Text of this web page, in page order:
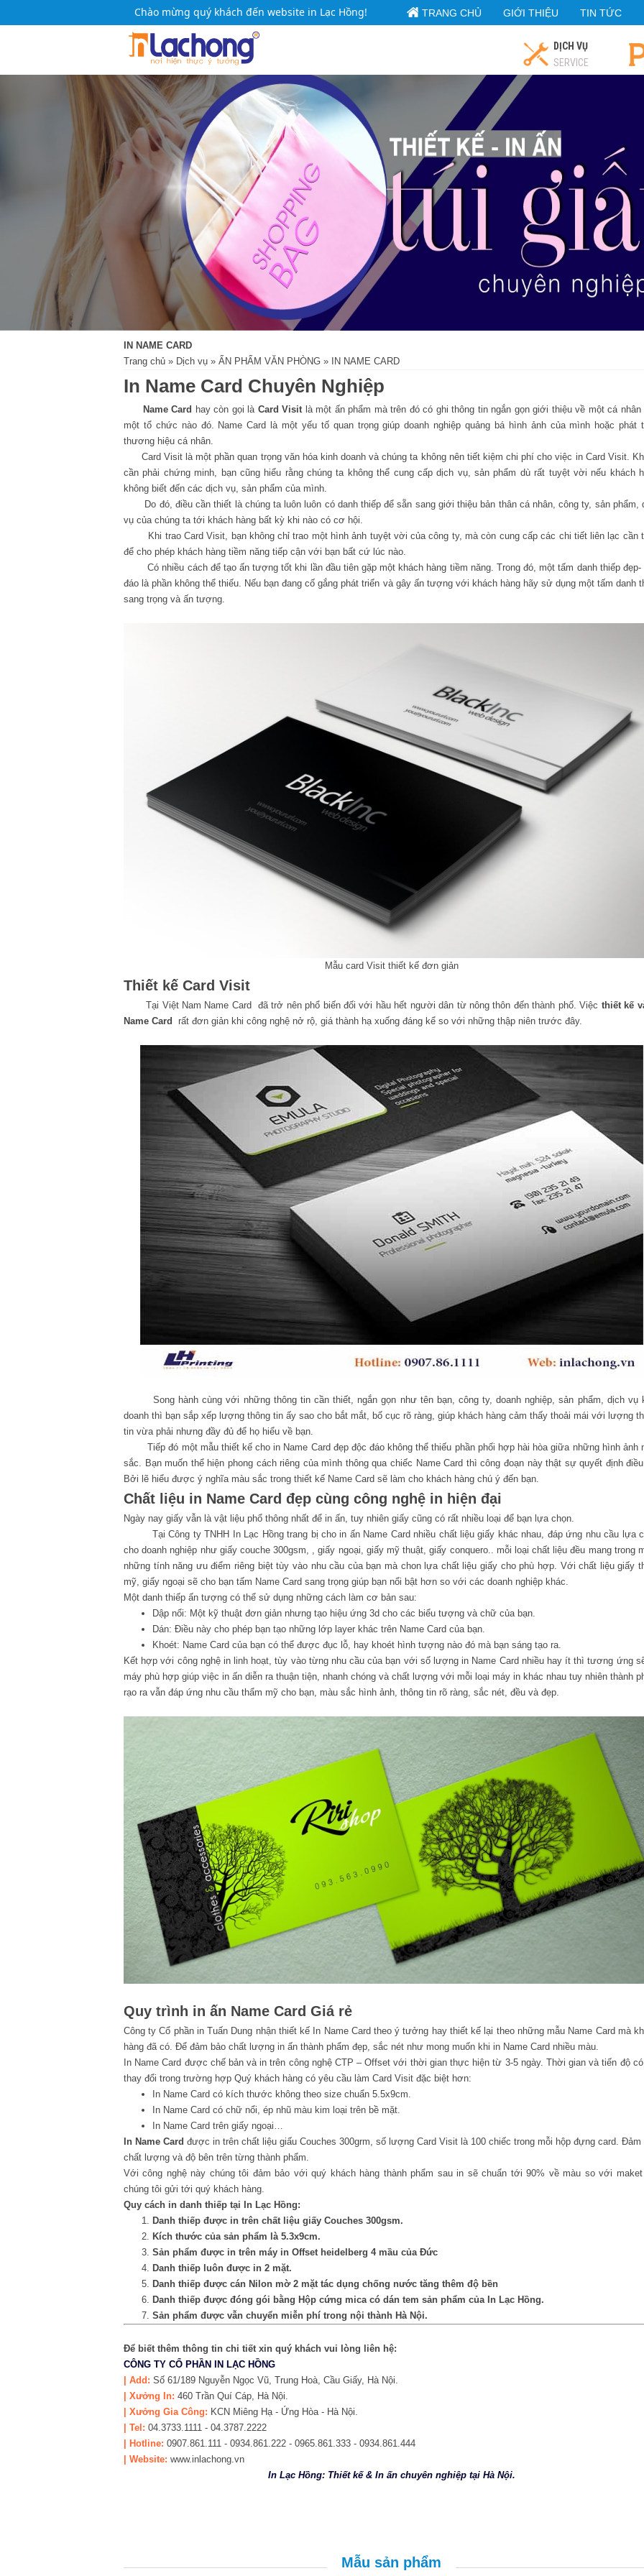
Chào mừng quý khách đến website in Lạc Hồng! TRANG CHỦ GIỚI THIỆU TIN TỨC
DỊCH VỤ
SERVICE
IN NAME CARD
Trang chủ » Dịch vụ » ẤN PHẨM VĂN PHÒNG » IN NAME CARD
In Name Card Chuyên Nghiệp
Name Card hay còn gọi là Card Visitlà một ấn phẩm mà trên đó có ghi thông tin ngắn gọn giới thiệu về một cá nhân
một tổ chức nào đó. Name Card là một yếu tố quan trọng giúp doanh nghiệp quảng bá hình ảnh của mình hoặc phát
thương hiệu cá nhân.
Card Visit là một phần quan trọng văn hóa kinh doanh và chúng ta không nên tiết kiệm chi phí cho việc in Card Visit.
cần phải chứng minh, bạn cũng hiểu rằng chúng ta không thể cung cấp dịch vụ, sản phẩm dù rất tuyệt vời nếu khách
không biết đến các dịch vụ, sản phẩm của mình.
Do đó, điều cần thiết là chúng ta luôn luôn có danh thiếp để sẵn sang giới thiệu bản thân cá nhân, công ty, sản phẩm,
vụ của chúng ta tới khách hàng bất kỳ khi nào có cơ hội.
Khi trao Card Visit, bạn không chỉ trao một hình ảnh tuyệt vời của công ty, mà còn cung cấp các chi tiết liên lạc cần
để cho phép khách hàng tiềm năng tiếp cận với bạn bất cứ lúc nào.
Có nhiều cách để tạo ấn tượng tốt khi lần đầu tiên gặp một khách hàng tiềm năng. Trong đó, một tấm danh thiếp đẹp-
đáo là phần không thể thiếu. Nếu bạn đang cố gắng phát triển và gây ấn tượng với khách hàng hãy sử dụng một tấm danh
sang trọng và ấn tượng.
Mẫu card Visit thiết kế đơn giản
Thiết kế Card Visit
Tại Việt Nam Name Card đã trở nên phổ biến đối với hầu hết người dân từ nông thôn đến thành phố. Việc thiết kế
Name Card rất đơn giản khi công nghệ nở rộ, giá thành hạ xuống đáng kể so với những thập niên trước đây.
Song hành cùng với những thông tin cần thiết, ngắn gọn như tên bạn, công ty, doanh nghiệp, sản phẩm, dịch vụ
doanh thì bạn sắp xếp lượng thông tin ấy sao cho bắt mắt, bố cục rõ ràng, giúp khách hàng cảm thấy thoải mái với lượng
tin vừa phải nhưng đầy đủ để họ hiểu về bạn.
Tiếp đó một mẫu thiết kế cho in Name Card đẹp độc đáo không thể thiếu phần phối hợp hài hòa giữa những hình ảnh
sắc. Bạn muốn thể hiện phong cách riêng của mình thông qua chiếc Name Card thì công đoạn này thật sự quyết định
Bởi lẽ hiểu được ý nghĩa màu sắc trong thiết kế Name Card sẽ làm cho khách hàng chú ý đến bạn.
Chất liệu in Name Card đẹp cùng công nghệ in hiện đại
Ngày nay giấy vẫn là vật liệu phổ thông nhất để in ấn, tuy nhiên giấy cũng có rất nhiều loại để bạn lựa chọn.
Tại Công ty TNHH In Lạc Hồng trang bị cho in ấn Name Card nhiều chất liệu giấy khác nhau, đáp ứng nhu cầu lựa
cho doanh nghiệp như giấy couche 300gsm, , giấy ngoại, giấy mỹ thuật, giấy conquero.. mỗi loại chất liệu đều mang trong
những tính năng ưu điểm riêng biệt tùy vào nhu cầu của bạn mà chon lựa chất liệu giấy cho phù hợp. Với chất liệu giấy
mỹ, giấy ngoại sẽ cho bạn tấm Name Card sang trọng giúp bạn nổi bật hơn so với các doanh nghiệp khác.
Một danh thiếp ấn tượng có thể sử dụng những cách làm cơ bản sau:
Dập nổi: Một kỹ thuật đơn giản nhưng tạo hiệu ứng 3d cho các biểu tượng và chữ của bạn.
Dán: Điều này cho phép bạn tạo những lớp layer khác trên Name Card của bạn.
Khoét: Name Card của bạn có thể được đục lỗ, hay khoét hình tượng nào đó mà bạn sáng tạo ra.
Kết hợp với công nghệ in linh hoạt, tùy vào từng nhu cầu của bạn với số lượng in Name Card nhiều hay ít thì tương ứng
máy phù hợp giúp việc in ấn diễn ra thuận tiện, nhanh chóng và chất lượng với mỗi loại máy in khác nhau tuy nhiên thành
rạo ra vẫn đáp ứng nhu cầu thẩm mỹ cho bạn, màu sắc hình ảnh, thông tin rõ ràng, sắc nét, đều và đẹp.
Quy trình in ấn Name Card Giá rẻ
Công ty Cổ phần in Tuấn Dung nhận thiết kế In Name Card theo ý tưởng hay thiết kế lại theo những mẫu Name Card mà
hàng đã có. Để đảm bảo chất lượng in ấn thành phẩm đẹp, sắc nét như mong muốn khi in Name Card nhiều màu.
In Name Card được chế bản và in trên công nghệ CTP – Offset với thời gian thực hiện từ 3-5 ngày. Thời gian và tiến độ
thay đổi trong trường hợp Quý khách hàng có yêu cầu làm Card Visit đặc biệt hơn:
In Name Card có kích thước không theo size chuẩn 5.5x9cm.
In Name Card có chữ nổi, ép nhũ màu kim loại trên bề mặt.
In Name Card trên giấy ngoại…
In Name Card được in trên chất liệu giấu Couches 300grm, số lượng Card Visit là 100 chiếc trong mỗi hộp đựng card. Đảm
chất lượng và độ bên trên từng thành phẩm.
Với công nghệ này chúng tôi đảm bảo với quý khách hàng thành phẩm sau in sẽ chuẩn tới 90% về màu so với
chúng tôi gửi tới quý khách hàng.
Quy cách in danh thiếp tại In Lạc Hồng:
Danh thiếp được in trên chất liệu giấy Couches 300gsm.
Kích thước của sản phẩm là 5.3x9cm.
Sản phẩm được in trên máy in Offset heidelberg 4 mầu của Đức
Danh thiếp luôn được in 2 mặt.
Danh thiếp được cán Nilon mờ 2 mặt tác dụng chống nước tăng thêm độ bền
Danh thiếp được đóng gói bằng Hộp cứng mica có dán tem sản phẩm của In Lạc Hồng.
Sản phẩm được vẫn chuyển miễn phí trong nội thành Hà Nội.
Để biết thêm thông tin chi tiết xin quý khách vui lòng liên hệ:
CÔNG TY CỔ PHẦN IN LẠC HỒNG
Add: Số 61/189 Nguyễn Ngọc Vũ, Trung Hoà, Cầu Giấy, Hà Nội.
| Xưởng In: 460 Trần Quí Cáp, Hà Nội.
| Xưởng Gia Công: KCN Miêng Hạ - Ứng Hòa - Hà Nội.
| Tel: 04.3733.1111 - 04.3787.2222
| Hotline: 0907.861.111 - 0934.861.222 - 0965.861.333 - 0934.861.444
| Website: www.inlachong.vn
In Lạc Hồng: Thiết kế & In ấn chuyên nghiệp tại Hà Nội.
Mẫu sản phẩm